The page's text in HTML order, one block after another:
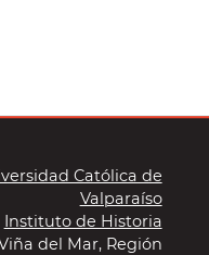
Católica de
Valparaíso
Instituto de Historia
del Mar, Región